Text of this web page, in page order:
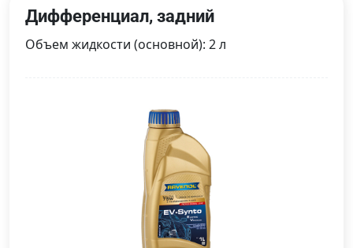
Дифференциал, задний
Объем жидкости (основной): 2 л